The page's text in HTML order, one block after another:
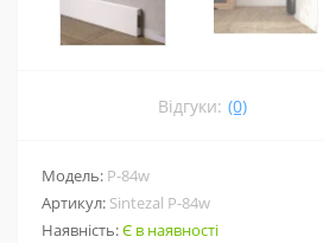
Відгуки: (0)
Модель: P-84w
Артикул: Sintezal P-84w
Наявність:Є в наявності